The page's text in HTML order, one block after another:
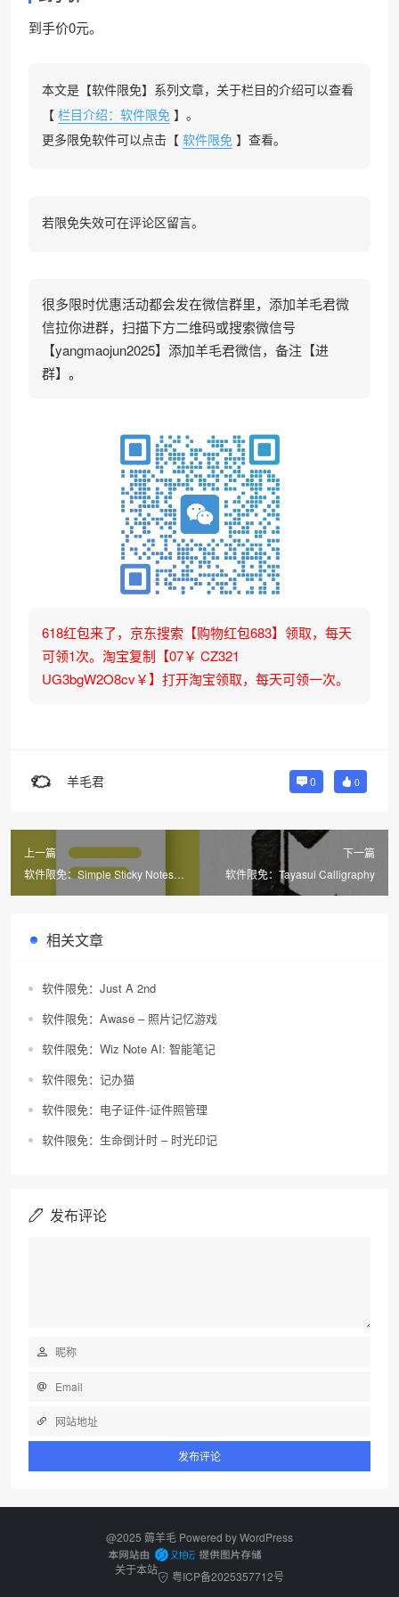
到手价0元。
本文是【软件限免】系列文章，关于栏目的介绍可以查看
【 栏目介绍：软件限免 】。
更多限免软件可以点击【 软件限免 】查看。
若限免失效可在评论区留言。
很多限时优惠活动都会发在微信群里，添加羊毛君微
信拉你进群，扫描下方二维码或搜索微信号
【yangmaojun2025】添加羊毛君微信，备注【进
群】。
618红包来了，京东搜索【购物红包683】领取，每天
可领1次。淘宝复制【07￥ CZ321
UG3bgW2O8cv￥】打开淘宝领取，每天可领一次。
羊毛君 0 0
上一篇
软件限免：Simple Sticky Notes
下一篇
软件限免：Tayasui Calligraphy
相关文章
软件限免：Just A 2nd
软件限免：Awase – 照片记忆游戏
软件限免：Wiz Note AI: 智能笔记
软件限免：记办猫
软件限免：电子证件-证件照管理
软件限免：生命倒计时 – 时光印记
发布评论
@2025 薅羊毛 Powered byWordPress
关于本站 粤ICP备2025357712号